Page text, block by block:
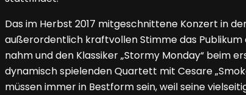
Das im Herbst 2017 mitgeschnittene Konzert in
außerordentlich kraftvollen Stimme das Publikum
nahm und den Klassiker „Stormy Monday“ beim
dynamisch spielenden Quartett mit Cesare
müssen immer in Bestform sein, weil seine